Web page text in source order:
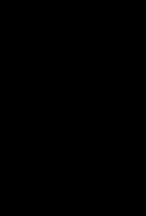
วแทน (representative
J.P. Morgan USD
อวันที่ 17 ธันวาคม 2007
กา